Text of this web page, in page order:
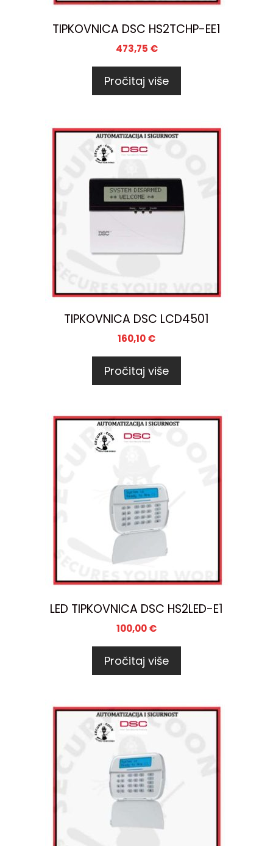
TIPKOVNICA DSC HS2TCHP-EE1
473,75 €
Pročitaj više
TIPKOVNICA DSC LCD4501
160,10€
Pročitaj više
LED TIPKOVNICA DSC HS2LED-E1
100,00€
Pročitaj više